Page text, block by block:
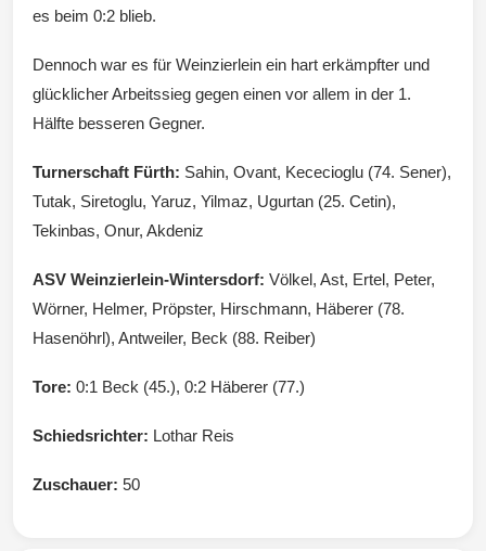
es beim 0:2 blieb.
Dennoch war es für Weinzierlein ein hart erkämpfter und
glücklicher Arbeitssieg gegen einen vor allem in der 1.
Hälfte besseren Gegner.
Turnerschaft Fürth: Sahin, Ovant, Kececioglu (74. Sener),
Tutak, Siretoglu, Yaruz, Yilmaz, Ugurtan (25. Cetin),
Tekinbas, Onur, Akdeniz
ASV Weinzierlein-Wintersdorf: Völkel, Ast, Ertel, Peter,
Wörner, Helmer, Pröpster, Hirschmann, Häberer (78.
Hasenöhrl), Antweiler, Beck (88. Reiber)
Tore: 0:1 Beck (45.), 0:2 Häberer (77.)
Schiedsrichter: Lothar Reis
Zuschauer: 50